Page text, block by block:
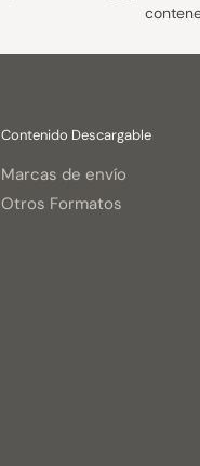
Contenido Descargable
Marcas de envío
Otros Formatos